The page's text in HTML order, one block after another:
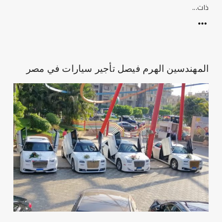
ذات...
المهندسين الهرم فيصل تأجير سيارات في مصر